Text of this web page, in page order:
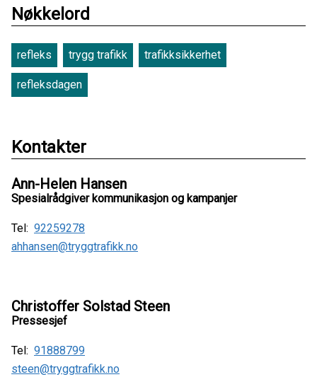
Nøkkelord
refleks trygg trafikk trafikksikkerhet
refleksdagen
Kontakter
Ann-Helen Hansen
Spesialrådgiver kommunikasjon og kampanjer
Tel: 92259278
ahhansen@tryggtrafikk.no
Christoffer Solstad Steen
Pressesjef
Tel: 91888799
steen@tryggtrafikk.no